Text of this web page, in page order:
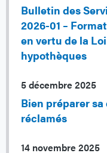
Bulletin des
2026-01 –
en vertu de la
hypothèques
5 décembre 2025
Bien préparer
réclamés
14 novembre 2025